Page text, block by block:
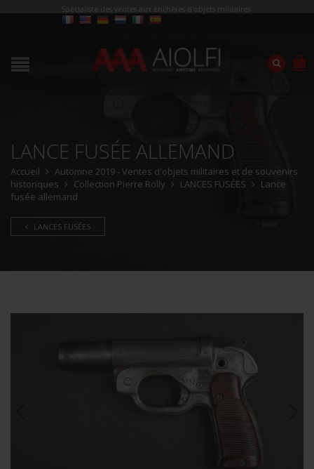
Spécialiste des ventes aux enchères d'objets militaires
LANCE FUSÉE ALLEMAND
Accueil
Automne 2019 - Ventes d'objets militaires et de souvenirs
historiques
Collection Pierre Rolly LANCES FUSÉES
Lance
fusée allemand
LANCES FUSÉES